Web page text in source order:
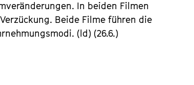
In beiden Filmen
Beide Filme führen die
(ld) (26.6.)